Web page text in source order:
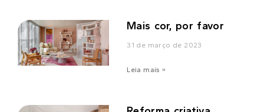
Mais cor, por favor
31 de março de 2023
Leia mais »